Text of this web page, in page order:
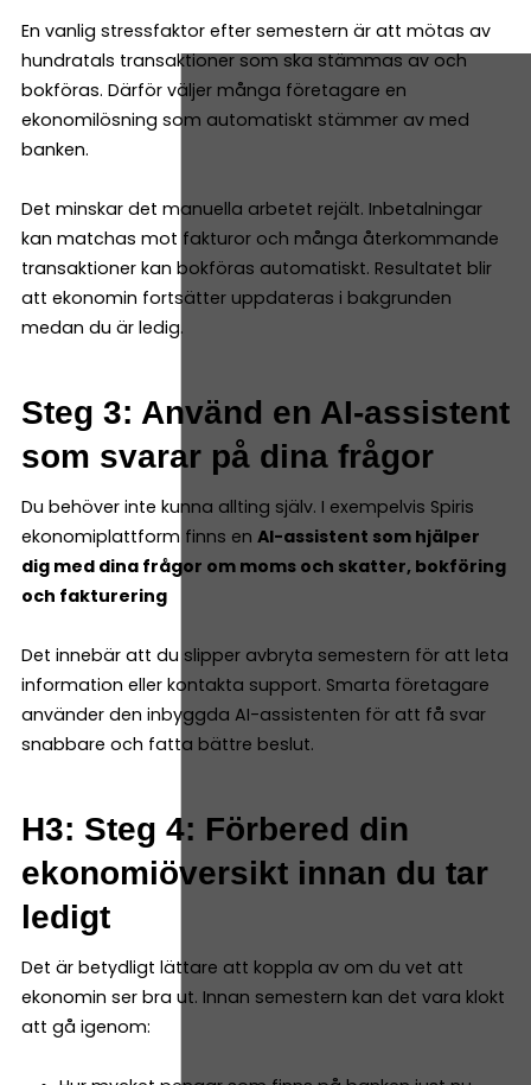
En vanlig stressfaktor efter semestern är att mötas av
hundratals transaktioner som ska stämmas av och
bokföras. Därför väljer många företagare en
ekonomilösning som automatiskt stämmer av med
banken.
Det minskar det manuella arbetet rejält. Inbetalningar
kan matchas mot fakturor och många återkommande
transaktioner kan bokföras automatiskt. Resultatet blir
att ekonomin fortsätter uppdateras i bakgrunden
medan du är ledig.
Steg 3: Använd en AI-assistent
som svarar på dina frågor
Du behöver inte kunna allting själv. I exempelvis Spiris
ekonomiplattform finns en AI-assistent som hjälper
dig med dina frågor om moms och skatter, bokföring
och fakturering
Det innebär att du slipper avbryta semestern för att leta
information eller kontakta support. Smarta företagare
använder den inbyggda AI-assistenten för att få svar
snabbare och fatta bättre beslut.
H3: Steg 4: Förbered din
ekonomiöversikt innan du tar
ledigt
Det är betydligt lättare att koppla av om du vet att
ekonomin ser bra ut. Innan semestern kan det vara klokt
att gå igenom: